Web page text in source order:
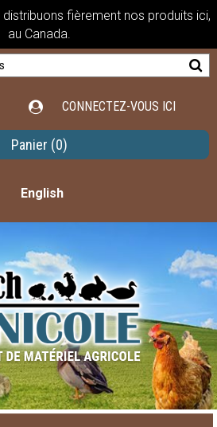
fièrement nos produits ici,
au Canada.
CONNECTEZ-VOUS ICI
Panier (0)
English